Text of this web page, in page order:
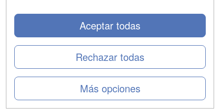
Más opciones
Rechazar todas
Aceptar todas